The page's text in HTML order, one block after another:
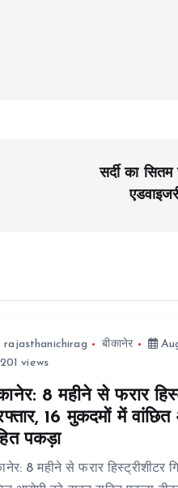
सर्दी का सितम
rajasthanichirag बीकानेर
201 views
8 महीने से फरार
16 मुकदमों में
पकड़ा
8 महीने से फरार हिस्ट्रीशीटर